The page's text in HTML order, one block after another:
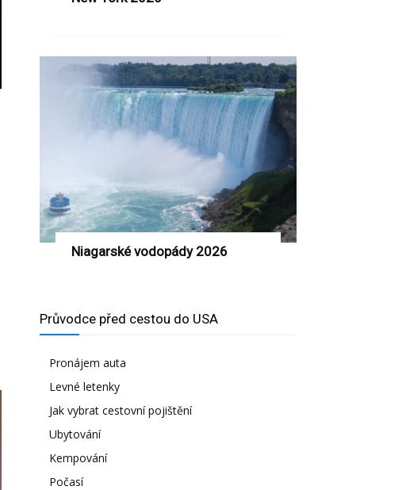
Niagarské vodopády 2026
Průvodce před cestou do USA
Pronájem auta
Levné letenky
Jak vybrat cestovní pojištění
Ubytování
Kempování
Počasí